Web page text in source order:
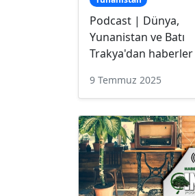
Podcast | Dünya,
Yunanistan ve Batı
Trakya'dan haberler
9 Temmuz 2025